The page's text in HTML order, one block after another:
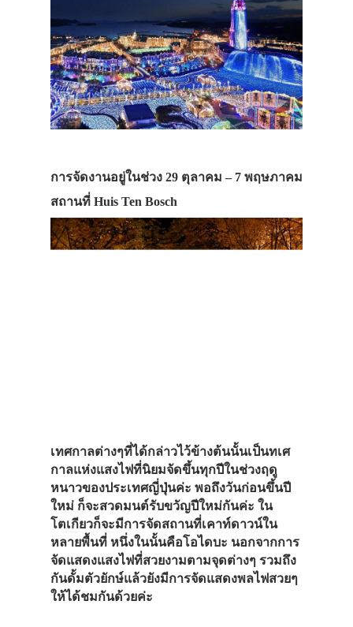
การจัดงานอยู่ในช่วง 29 ตุลาคม – 7 พฤษภาคม
สถานที่ Huis Ten Bosch
เทศกาลต่างๆที่ได้กล่าวไว้ข้างต้นนั้นเป็นทเศ
กาลแห่งแสงไฟที่นิยมจัดขึ้นทุกปีในช่วงฤดู
หนาวของประเทศญี่ปุ่นค่ะ พอถึงวันก่อนขึ้นปี
ใหม่ ก็จะสวดมนต์รับขวัญปีใหม่กันค่ะ ใน
โตเกียวก็จะมีการจัดสถานที่เคาท์ดาวน์ใน
หลายพื้นที่ หนึ่งในนั้นคือโอไดบะ นอกจากการ
จัดแสดงแสงไฟที่สวยงามตามจุดต่างๆ รวมถึง
กันดั้มตัวยักษ์แล้วยังมีการจัดแสดงพลไฟสวยๆ
ให้ได้ชมกันด้วยค่ะ
ครอบครัว
ร้านอาหารไท
ญี่ปุ่น
ร้านเหล้า
ร้านนาเบะ
ร้านเนื้อย่าง
เวียดนาม
บุฟเฟ่ต์
ขนมหวาน
ช็อปปิ้ง
วัด ศาลเจ้า
ปราสาท